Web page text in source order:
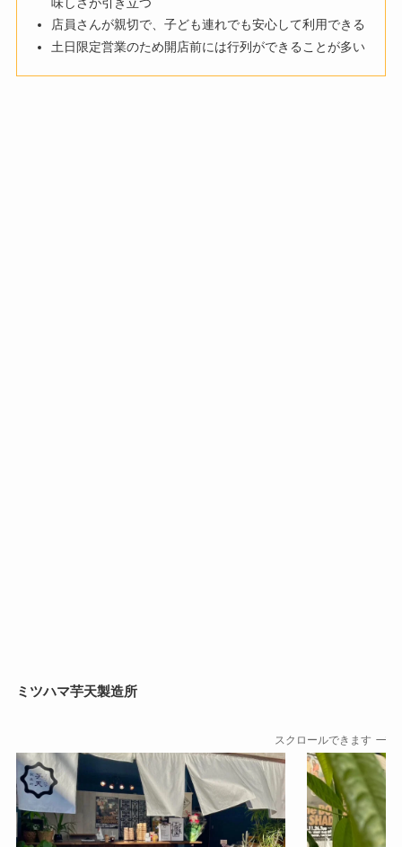
店員さんが親切で、子ども連れでも安心して利用できる
土日限定営業のため開店前には行列ができることが多い
ミツハマ芋天製造所
スクロールできます